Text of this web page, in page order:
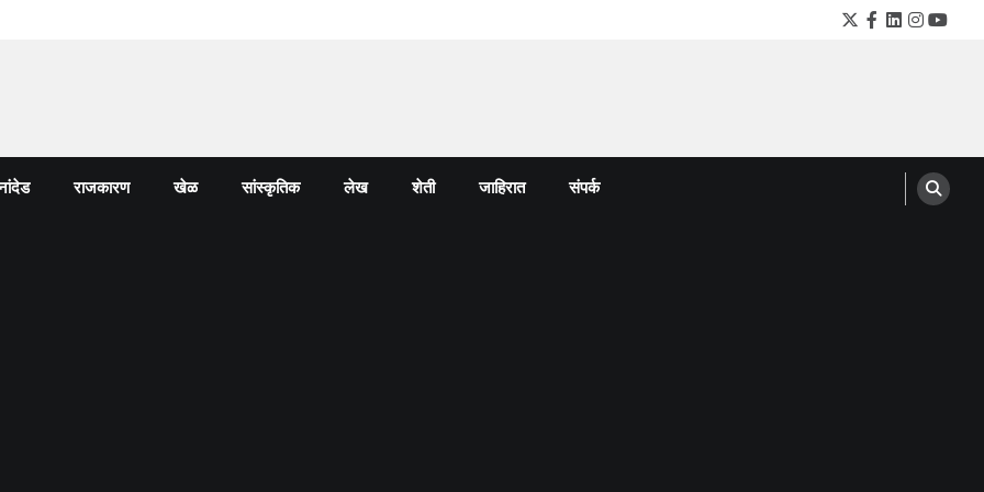
Twitter
Facebook
LinkedIn
राजकारण खेळ सांस्कृतिक लेख शेती जाहिरात संपर्क